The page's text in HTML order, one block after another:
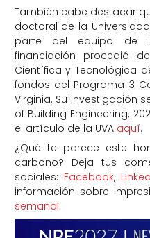
También cabe destacar
doctoral de la
parte del equipo de
financiación procedió
Científica y Tecnológica
fondos del Programa 3
Virginia. Su investigación
of Building Engineering,
el artículo de la UVA aquí.
¿Qué te parece este
carbono? Deja tus
sociales: Facebook,
información sobre
semanal.